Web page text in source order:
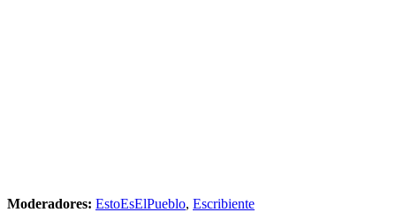
Moderadores: EstoEsElPueblo, Escribiente